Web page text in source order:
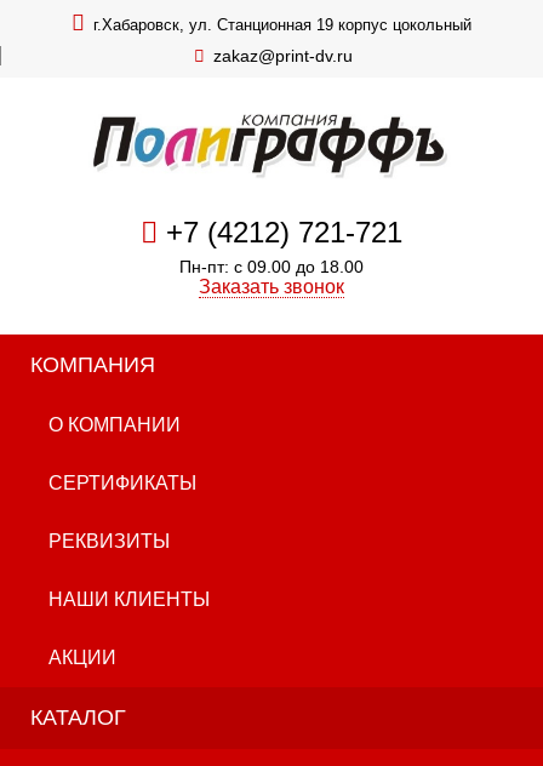
г.Хабаровск, ул. Станционная 19 корпус цокольный
zakaz@print-dv.ru
+7 (4212) 721-721
Пн-пт: с 09.00 до 18.00
Заказать звонок
КОМПАНИЯ
О КОМПАНИИ
СЕРТИФИКАТЫ
РЕКВИЗИТЫ
НАШИ КЛИЕНТЫ
АКЦИИ
КАТАЛОГ